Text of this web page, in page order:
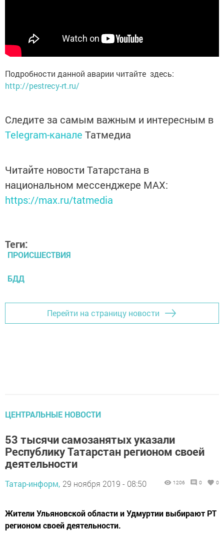
Подробности данной аварии читайте здесь:
http://pestrecy-rt.ru/
Следите за самым важным и интересным в
Telegram-канале Татмедиа
Читайте новости Татарстана в
национальном мессенджере MАХ:
https://max.ru/tatmedia
Теги:
ПРОИСШЕСТВИЯ
БДД
Перейти на страницу новости
ЦЕНТРАЛЬНЫЕ НОВОСТИ
53 тысячи самозанятых указали
Республику Татарстан регионом своей
деятельности
Татар-информ, 29 ноября 2019 - 08:50 1206 0 0
Жители Ульяновской области и Удмуртии выбирают РТ
регионом своей деятельности.